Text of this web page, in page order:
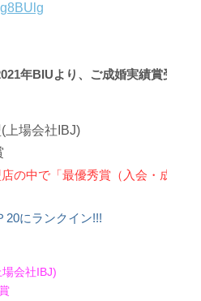
年BIUより、ご成婚実績賞受賞!!!
上場会社IBJ)
の中で「最優秀賞（入会・成婚）
にランクイン!!!
会社IBJ)